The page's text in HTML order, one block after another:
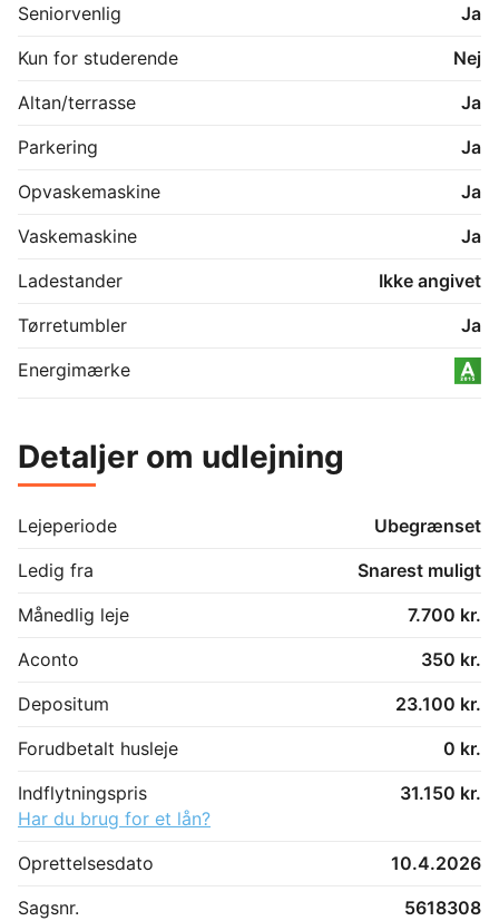
Seniorvenlig
Ja
Kun for studerende
Nej
Altan/terrasse
Ja
Parkering
Ja
Opvaskemaskine
Ja
Vaskemaskine
Ja
Ladestander
Ikke angivet
Tørretumbler
Ja
Energimærke
Detaljer om udlejning
Lejeperiode
Ubegrænset
Ledig fra
Snarest muligt
Månedlig leje
7.700 kr.
Aconto
350 kr.
Depositum
23.100 kr.
Forudbetalt husleje
0 kr.
Indflytningspris
31.150 kr.
Har du brug for et lån?
Oprettelsesdato
10.4.2026
Sagsnr.
5618308